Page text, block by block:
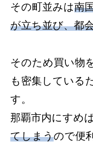
その町並みは南
が立ち並び、都
そのため買い物
も密集している
す。
那覇市内にすめ
てしまうので便